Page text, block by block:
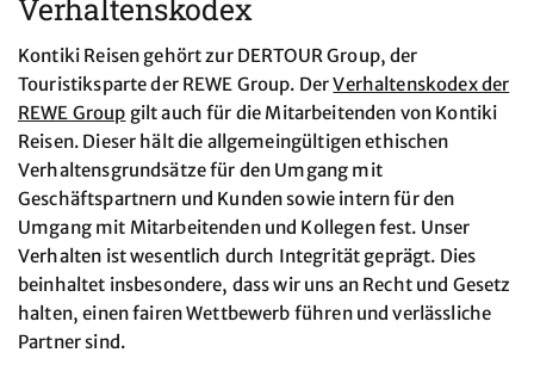
Verhaltenskodex
Kontiki Reisen gehört zur DERTOUR Group, der
Touristiksparte der REWE Group. DerVerhaltenskodex der
REWE Group gilt auch für die Mitarbeitenden von Kontiki
Reisen. Dieser hält die allgemeingültigen ethischen
Verhaltensgrundsätze für den Umgang mit
Geschäftspartnern und Kunden sowie intern für den
Umgang mit Mitarbeitenden und Kollegen fest. Unser
Verhalten ist wesentlich durch Integrität geprägt. Dies
beinhaltet insbesondere, dass wir uns an Recht und Gesetz
halten, einen fairen Wettbewerb führen und verlässliche
Partner sind.